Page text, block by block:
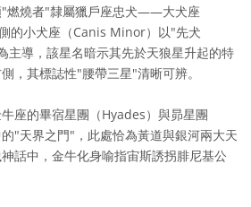
"燃燒者"隸屬獵戶座忠犬——大犬座
的小犬座（Canis Minor）以"先犬
主導，該星名暗示其先於天狼星升起的特
，其標誌性"腰帶三星"清晰可辨。
座的畢宿星團（Hyades）與昴星團
的"天界之門"，此處恰為黃道與銀河兩大天
話中，金牛化身喻指宙斯誘拐腓尼基公